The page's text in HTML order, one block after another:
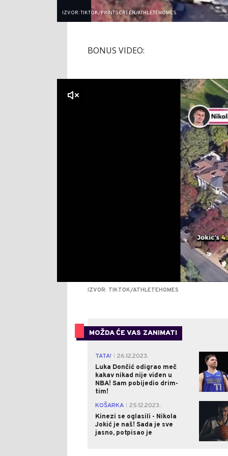
IZVOR: TIKTOK/PRINTSCREEN/ATHLETEHOMES
BONUS VIDEO:
IZVOR: TIKTOK/ATHLETEHOMES
MOŽDA ĆE VAS ZANIMATI
TATA!
26.12.2023.
Luka Dončić odigrao meč
kakav nikad nije viđen u
NBA! Sam pobijedio drim-
tim!
KOŠARKA
25.12.2023.
Kinezi se oglasili - Nikola
Jokić je naš! Sada je sve
jasno, potpisao je